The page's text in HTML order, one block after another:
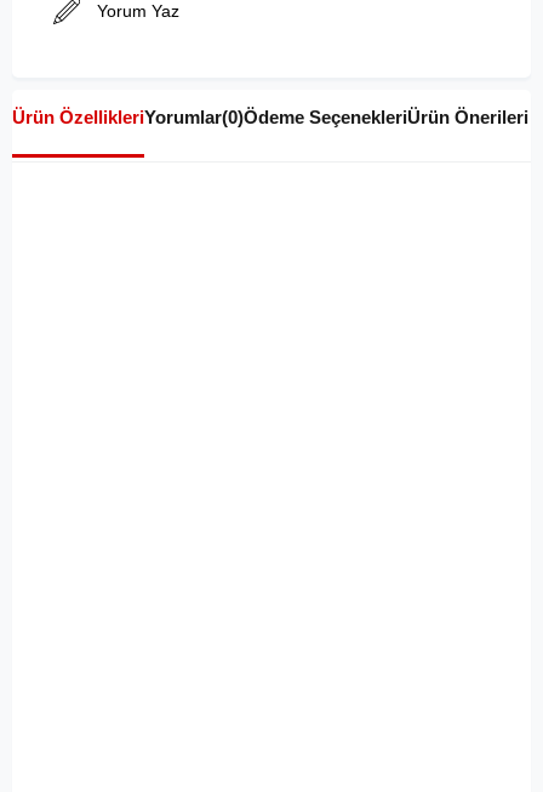
Yorum Yaz
Ürün ÖzellikleriYorumlar(0)Ödeme SeçenekleriÜrün Önerileri